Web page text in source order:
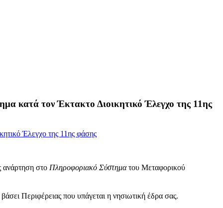
κατά τον Έκτακτο Διοικητικό Έλεγχο της 11ης
ανάρτηση στο Πληροφοριακό Σύστηματου Μεταφορικού
Περιφέρειας που υπάγεται η νησιωτική έδρα σας.